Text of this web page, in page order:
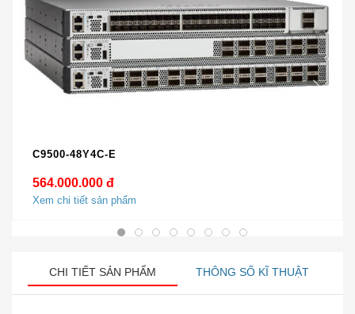
C9500-48Y4C-E
564.000.000 đ
Xem chi tiết sản phẩm
CHI TIẾT SẢN PHẨM THÔNG SỐ KĨ THUẬT